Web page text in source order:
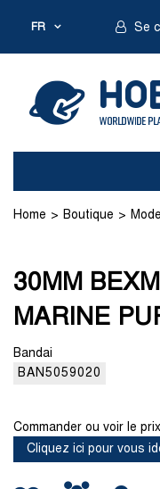
FR Se
Home Boutique
30MM
MARINE
Bandai
BAN5059020
Commander ou voir le
Cliquez ici pour vous